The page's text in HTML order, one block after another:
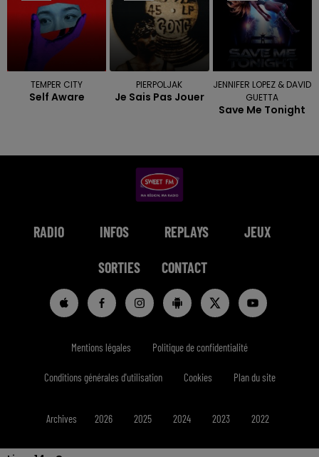
TEMPER CITY
Self Aware
PIERPOLJAK
Je Sais Pas Jouer
JENNIFER LOPEZ & DAVID
GUETTA
Save Me Tonight
RADIO INFOS REPLAYS JEUX
SORTIES CONTACT
Mentions légales Politique de confidentialité
Conditions générales d'utilisation Cookies Plan du site
Archives 2026 2025 2024 2023 2022